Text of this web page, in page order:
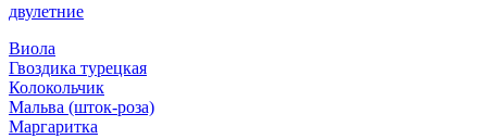
двулетние
Виола
Гвоздика турецкая
Колокольчик
Мальва (шток-роза)
Маргаритка